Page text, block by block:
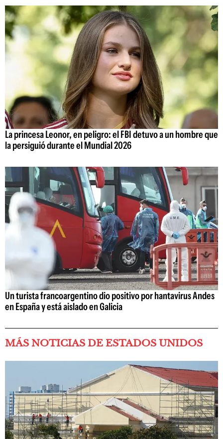
La princesa Leonor, en peligro: el FBI detuvo a un hombre que
la persiguió durante el Mundial 2026
Un turista francoargentino dio positivo por hantavirus Andes
en España y está aislado en Galicia
MÁS NOTICIAS DE ESTADOS UNIDOS